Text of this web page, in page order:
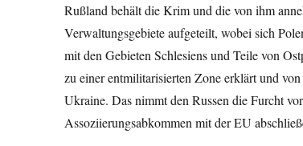
Rußland behält die Krim und die von ihm
Verwaltungsgebiete aufgeteilt, wobei sich
mit den Gebieten Schlesiens und Teile von
zu einer entmilitarisierten Zone erklärt und
Ukraine. Das nimmt den Russen die Furcht
Assoziierungsabkommen mit der EU